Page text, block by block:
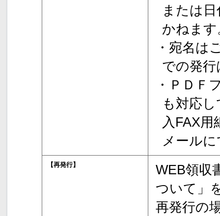
または
かねます
・宛名は
での発
・ＰＤＦ
も対応
入FAX
メール
【再発行】
WEB領収
ついて」
再発行の